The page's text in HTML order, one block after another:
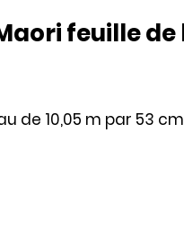
feuille
de 10,05 m par 53